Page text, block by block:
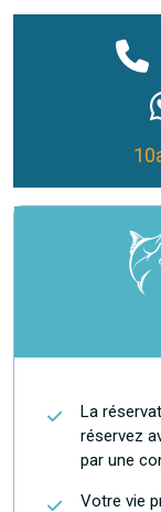
La
réservez
par une
Votre vie